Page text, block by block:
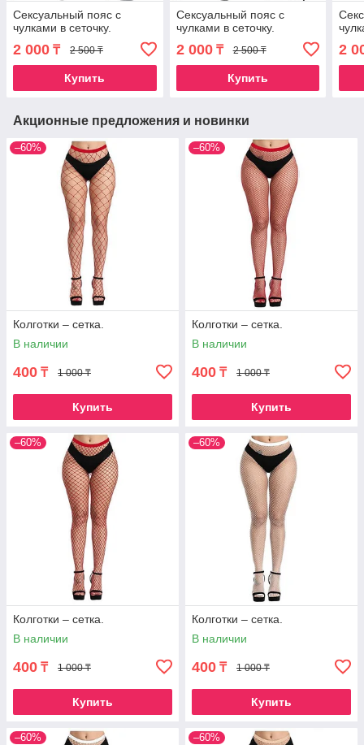
Сексуальный пояс с
чулками в сеточку.
2 000 ₸ 2 500 ₸
Купить
Сексуальный пояс с
чулками в сеточку.
2 000₸ 2 500 ₸
Купить
2
Акционные предложения и новинки
–60%
Колготки – сетка.
В наличии
400 ₸ 1 000 ₸
Купить
–60%
Колготки – сетка.
В наличии
400 ₸ 1 000 ₸
Купить
–60%
Колготки – сетка.
В наличии
400 ₸ 1 000 ₸
Купить
–60%
Колготки – сетка.
В наличии
400 ₸ 1 000 ₸
Купить
–60% –60%